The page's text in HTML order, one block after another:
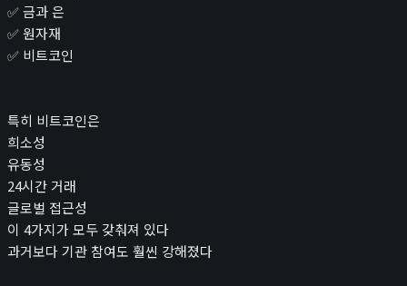
✅ 금과 은
✅ 원자재
✅ 비트코인
특히 비트코인은
희소성
유동성
24시간 거래
글로벌 접근성
이 4가지가 모두 갖춰져 있다
과거보다 기관 참여도 훨씬 강해졌다